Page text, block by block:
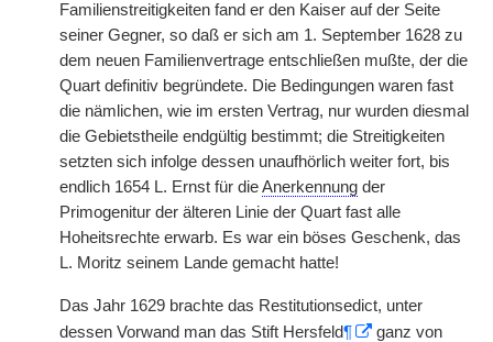
Familienstreitigkeiten fand er den Kaiser auf der Seite
seiner Gegner, so daß er sich am 1. September 1628 zu
dem neuen Familienvertrage entschließen mußte, der die
Quart definitiv begründete. Die Bedingungen waren fast
die nämlichen, wie im ersten Vertrag, nur wurden diesmal
die Gebietstheile endgültig bestimmt; die Streitigkeiten
setzten sich infolge dessen unaufhörlich weiter fort, bis
endlich 1654 L. Ernst für dieAnerkennung der
Primogenitur der älteren Linie der Quart fast alle
Hoheitsrechte erwarb. Es war ein böses Geschenk, das
L. Moritz seinem Lande gemacht hatte!
Das Jahr 1629 brachte das Restitutionsedict, unter
dessen Vorwand man das Stift Hersfeld¶
ganz von